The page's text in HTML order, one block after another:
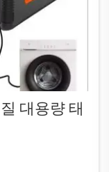
대용량 태